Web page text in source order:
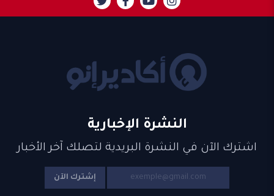
النشرة الإخبارية
اشترك الآن في النشرة البريدية لتصلك آخر الأخبار
إشترك الآن